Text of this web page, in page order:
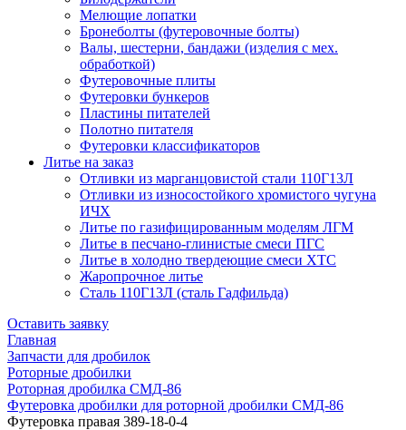
Мелющие лопатки
Бронеболты (футеровочные болты)
Валы, шестерни, бандажи (изделия с мех.
обработкой)
Футеровочные плиты
Футеровки бункеров
Пластины питателей
Полотно питателя
Футеровки классификаторов
Литье на заказ
Отливки из марганцовистой стали 110Г13Л
Отливки из износостойкого хромистого чугуна
ИЧХ
Литье по газифицированным моделям ЛГМ
Литье в песчано-глинистые смеси ПГС
Литье в холодно твердеющие смеси ХТС
Жаропрочное литье
Сталь 110Г13Л (сталь Гадфильда)
Оставить заявку
Главная
Запчасти для дробилок
Роторные дробилки
Роторная дробилка СМД-86
Футеровка дробилки для роторной дробилки СМД-86
Футеровка правая 389-18-0-4